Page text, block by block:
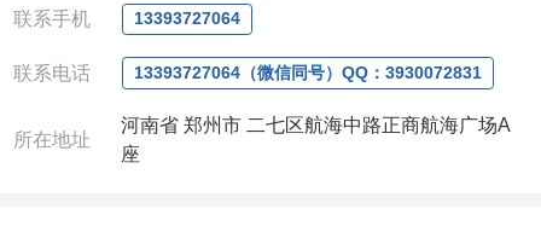
QQ:3930072831
:13393727064
联系人: 沈晓东(欢迎致电,或QQ、微信联系)
联系手机 13393727064
联系电话 13393727064（微信同号）QQ：3930072831
所在地址
河南省 郑州市 二七区航海中路正商航海广场A
座